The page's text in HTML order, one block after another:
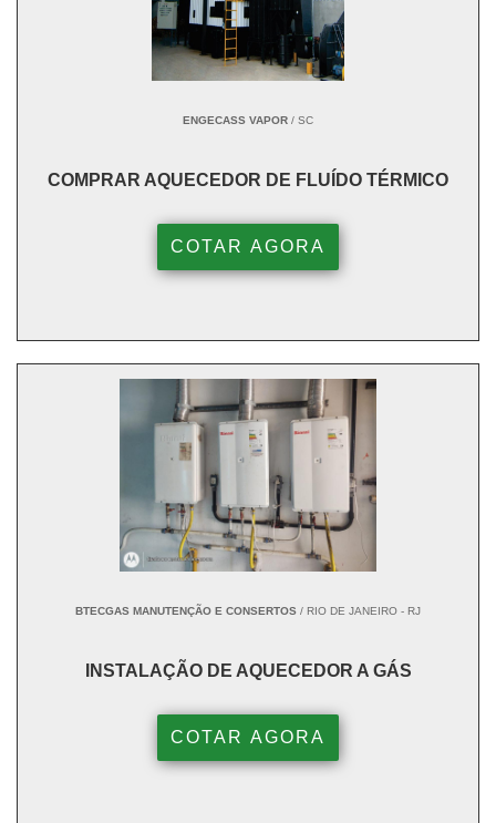
ENGECASS VAPOR / SC
COMPRAR AQUECEDOR DE FLUÍDO TÉRMICO
COTAR AGORA
BTECGAS MANUTENÇÃO E CONSERTOS / RIO DE JANEIRO - RJ
INSTALAÇÃO DE AQUECEDOR A GÁS
COTAR AGORA